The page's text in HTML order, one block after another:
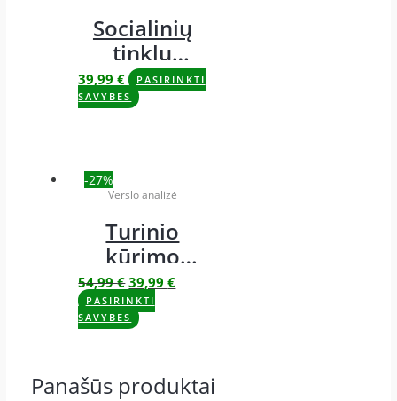
Socialinių
tinklų
marketingas
39,99€
PASIRINKTI
SAVYBES
-27%
Verslo analizė
Turinio
kūrimo
planas
54,99€ 39,99€
PASIRINKTI
SAVYBES
Panašūs produktai